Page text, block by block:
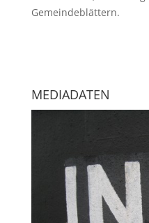
Gemeindeblättern.
MEDIADATEN